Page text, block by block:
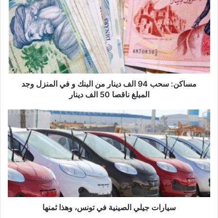
ا
ك
ن
:
س
ح
ب
ل
ف
د
ي
ن
ا
ر
م
ن
مساكن: سحب 94 الف دينار من البنك و في المنزل وجد
المبلغ ناقصا 50 الف دينار
س
ي
ا
ر
ا
ت
ج
ي
ل
سيارات جيلي الصينية في تونس، وهذا ثمنها